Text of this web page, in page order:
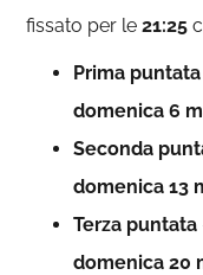
fissato per le21:25
Prima puntata
domenica 6
Seconda
domenica 13
Terza puntata
domenica 20